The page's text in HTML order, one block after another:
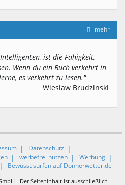
mehr
ist die Fähigkeit,
Wenn du ein Buch verkehrt in
es verkehrt zu lesen."
Wieslaw Brudzinski
Datenschutz
werbefrei nutzen
Werbung
Bewusst surfen auf Donnerwetter.de
- Der Seiteninhalt ist ausschließlich